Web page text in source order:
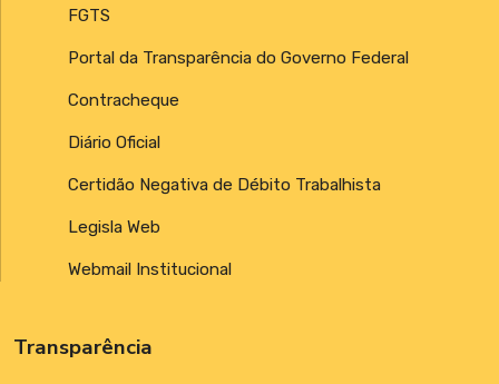
FGTS
Portal da Transparência do Governo Federal
Contracheque
Diário Oficial
Certidão Negativa de Débito Trabalhista
Legisla Web
Webmail Institucional
Transparência